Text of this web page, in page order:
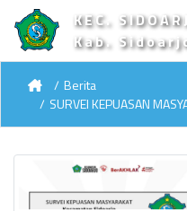
KEC.
Kab.
Berita
SURVEI KEPUASAN